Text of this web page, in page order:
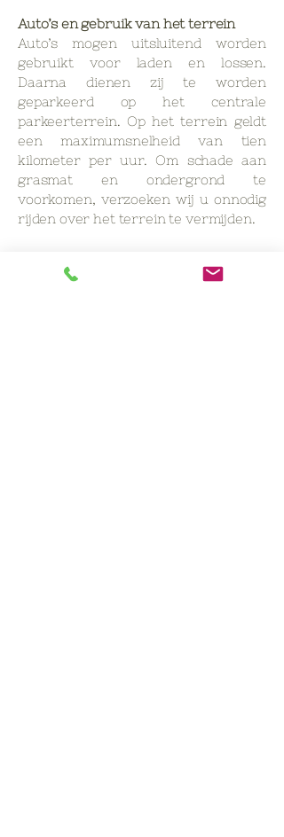
Auto’s en gebruik van het terrein
Auto’s mogen uitsluitend worden
gebruikt voor laden en lossen.
Daarna dienen zij te worden
geparkeerd op het centrale
parkeerterrein. Op het terrein geldt
een maximumsnelheid van tien
kilometer per uur. Om schade aan
grasmat en ondergrond te
voorkomen, verzoeken wij u onnodig
rijden over het terrein te vermijden.
Honden zijn welkom, mits zij